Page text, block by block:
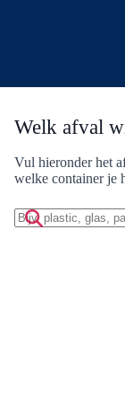
Welk afval
Vul hieronder het
welke container je
Zoek
op